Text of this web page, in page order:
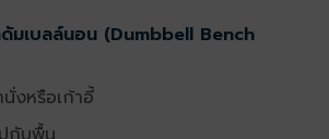
มเบลล์นอน (Dumbbell Bench
งหรือเก้าอี้